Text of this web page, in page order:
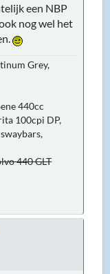
een NBP
nog wel het
Grey,
440cc
100cpi DP,
440 GLT